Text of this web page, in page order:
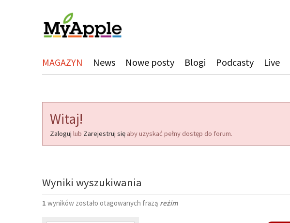
MAGAZYN News Nowe posty Blogi Podcasty Live
Witaj!
Zaloguj lub Zarejestruj się aby uzyskać pełny dostęp do forum.
Wyniki wyszukiwania
1 wyników zostało otagowanych frazą reżim